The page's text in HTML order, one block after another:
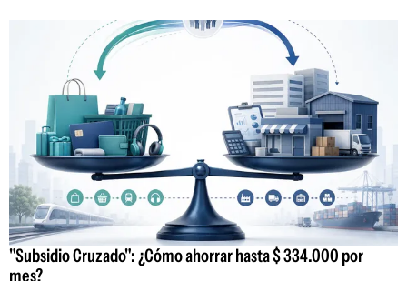
"Subsidio Cruzado": ¿Cómo ahorrar hasta $ 334.000 por
mes?